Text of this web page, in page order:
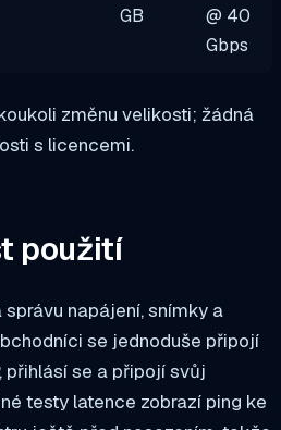
GB
@ 40
Gbps
změnu velikosti; žádná
s licencemi.
použití
napájení, snímky a
se jednoduše připojí
přihlásí se a připojí svůj
testy latence zobrazí ping ke